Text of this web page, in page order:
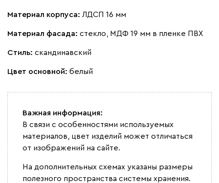
Материал корпуса: ЛДСП 16 мм
Материал фасада: стекло, МДФ 19 мм в пленке ПВХ
Стиль: скандинавский
Цвет основной: белый
Важная информация:
В связи с особенностями используемых
материалов, цвет изделий может отличаться
от изображений на сайте.
На дополнительных схемах указаны размеры
полезного пространства системы хранения.